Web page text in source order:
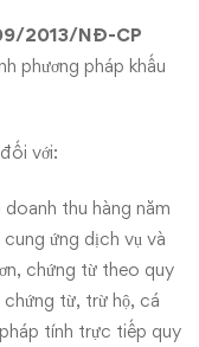
2013/NĐ-CP
phương pháp khấu
với:
thu hàng năm
ứng dịch vụ và
chứng từ theo quy
từ, trừ hộ, cá
tính trực tiếp quy